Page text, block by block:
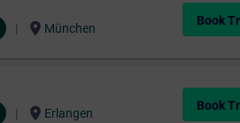
location_on München
Book
location_on Erlangen
Book